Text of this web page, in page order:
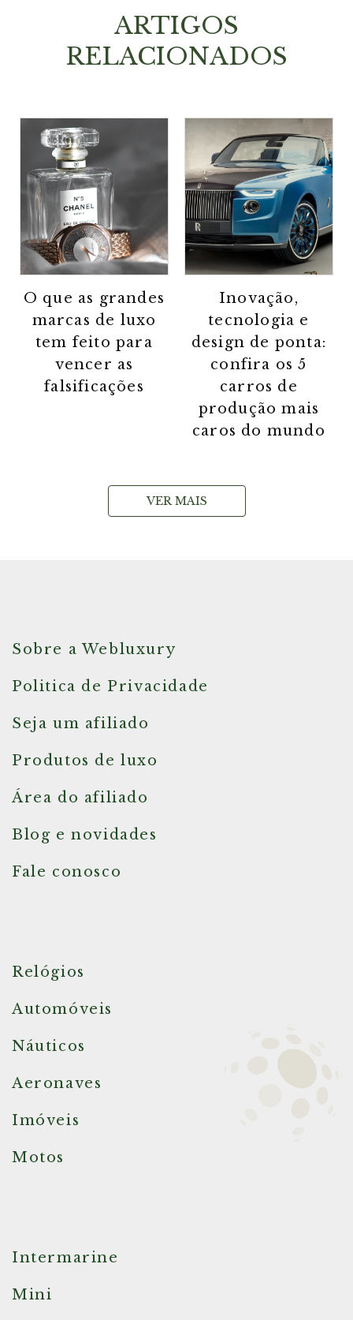
ARTIGOS
RELACIONADOS
O que as grandes
marcas de luxo
tem feito para
vencer as
falsificações
Inovação,
tecnologia e
design de ponta:
confira os 5
carros de
produção mais
caros do mundo
VER MAIS
Sobre a Webluxury
Politica de Privacidade
Seja um afiliado
Produtos de luxo
Área do afiliado
Blog e novidades
Fale conosco
Relógios
Automóveis
Náuticos
Aeronaves
Imóveis
Motos
Intermarine
Mini